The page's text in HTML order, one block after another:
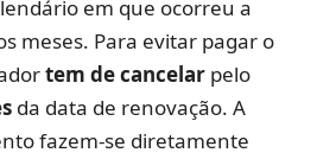
em que ocorreu a
meses. Para evitar pagar o
tem de cancelar pelo
da data de renovação. A
fazem-se diretamente